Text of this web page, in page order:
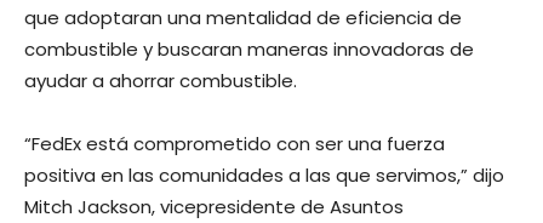
que adoptaran una mentalidad de eficiencia de
combustible y buscaran maneras innovadoras de
ayudar a ahorrar combustible.
“FedEx está comprometido con ser una fuerza
positiva en las comunidades a las que servimos,” dijo
Mitch Jackson, vicepresidente de Asuntos